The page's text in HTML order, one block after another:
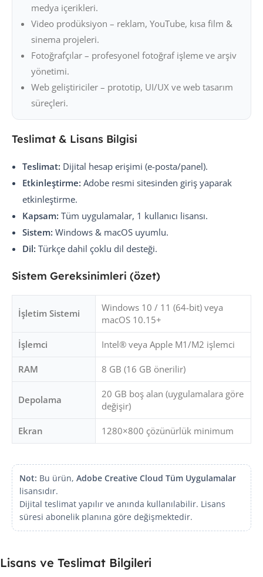
medya içerikleri.
Video prodüksiyon – reklam, YouTube, kısa film &
sinema projeleri.
Fotoğrafçılar – profesyonel fotoğraf işleme ve arşiv
yönetimi.
Web geliştiriciler – prototip, UI/UX ve web tasarım
süreçleri.
Teslimat & Lisans Bilgisi
Teslimat: Dijital hesap erişimi (e-posta/panel).
Etkinleştirme: Adobe resmi sitesinden giriş yaparak
etkinleştirme.
Kapsam: Tüm uygulamalar, 1 kullanıcı lisansı.
Sistem: Windows & macOS uyumlu.
Dil: Türkçe dahil çoklu dil desteği.
Sistem Gereksinimleri (özet)
İşletim Sistemi
Windows 10 / 11 (64-bit) veya
macOS 10.15+
İşlemci Intel® veya Apple M1/M2 işlemci
RAM 8 GB (16 GB önerilir)
Depolama
20 GB boş alan (uygulamalara göre
değişir)
Ekran 1280×800 çözünürlük minimum
Not: Bu ürün, Adobe Creative Cloud Tüm Uygulamalar
lisansıdır.
Dijital teslimat yapılır ve anında kullanılabilir. Lisans
süresi abonelik planına göre değişmektedir.
Lisans ve Teslimat Bilgileri